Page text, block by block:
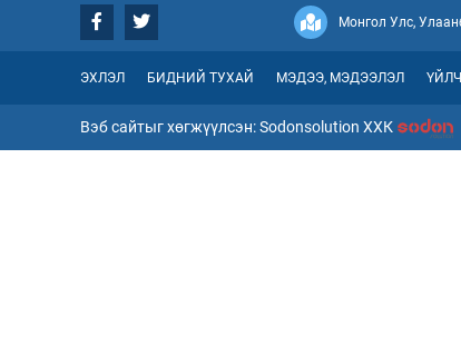
Монгол Улс,
ЭХЛЭЛ БИДНИЙ ТУХАЙ МЭДЭЭ, МЭДЭЭЛЭЛ
Вэб сайтыг хөгжүүлсэн: Sodonsolution ХХК